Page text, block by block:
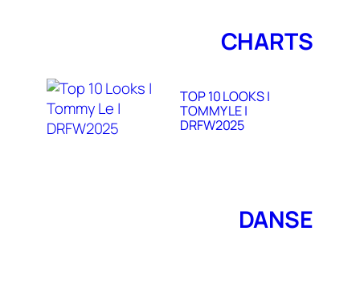
CHARTS
TOP 10 LOOKS |
TOMMY LE |
DRFW2025
DANSE